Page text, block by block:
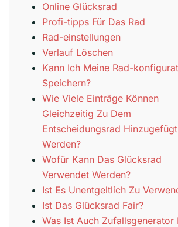
Online Glücksrad
Profi-tipps Für Das Rad
Rad-einstellungen
Verlauf Löschen
Kann Ich Meine Rad-
Speichern?
Wie Viele Einträge Können
Gleichzeitig Zu Dem
Entscheidungsrad Hinzugefügt
Werden?
Wofür Kann Das Glücksrad
Verwendet Werden?
Ist Es Unentgeltlich Zu
Ist Das Glücksrad Fair?
Was Ist Auch Zufallsgenerator